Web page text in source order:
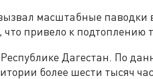
масштабные паводки в
что привело к подтоплению
Дагестан. По
более шести тысяч